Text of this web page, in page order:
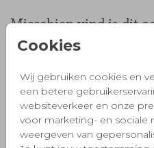
Cookies
Wij gebruiken cookies en
een betere
websiteverkeer en onze
voor marketing- en sociale
weergeven van
Misschien vind je dit